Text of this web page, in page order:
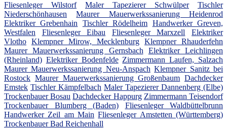
Fliesenleger Wilstorf Maler Tapezierer Schwülper
Tischler
Niederschönhausen
Maurer Mauerwerkssanierung Heidenrod
Elektriker Grebenhain
Tischler Rödelheim Handwerker Greven,
Westfalen
Fliesenleger Eibau Fliesenleger Marxzell
Elektriker
Vlotho Klempner Mirow, Mecklenburg Klempner Rhauderfehn
Maurer Mauerwerkssanierung Gernsbach
Elektriker Leichlingen
(Rheinland) Elektriker Bodenfelde Zimmermann Laufen, Salzach
Maurer Mauerwerkssanierung Neu-Anspach Klempner Sanitz bei
Rostock Maurer Mauerwerkssanierung Großenbaum Dachdecker
Emstek Tischler Kämpfelbach Maler Tapezierer Dannenberg (Elbe)
Trockenbauer Bosau Dachdecker Happurg Zimmermann Teisendorf
Trockenbauer Blumberg (Baden)
Fliesenleger Waldbüttelbrunn
Handwerker Zeil am Main Fliesenleger Amstetten (Württemberg)
Trockenbauer Bad Reichenhall